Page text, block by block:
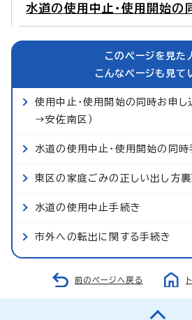
水道の使用中止・使用開始の
このページを見た
こんなページも見て
使用中止・使用開始の同時お申し
→安佐南区）
水道の使用中止・使用開始の同時
東区の家庭ごみの正しい出し方裏
水道の使用中止手続き
市外への転出に関する手続き
前のページへ戻る